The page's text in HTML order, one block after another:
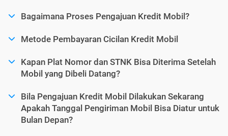
Bagaimana Proses Pengajuan Kredit Mobil?
Metode Pembayaran Cicilan Kredit Mobil
Kapan Plat Nomor dan STNK Bisa Diterima Setelah
Mobil yang Dibeli Datang?
Bila Pengajuan Kredit Mobil Dilakukan Sekarang
Apakah Tanggal Pengiriman Mobil Bisa Diatur untuk
Bulan Depan?